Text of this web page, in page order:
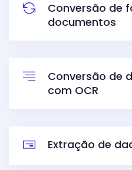
Conversão de
documentos
Conversão de d
com OCR
Extração de